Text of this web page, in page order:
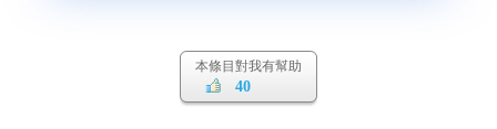
功，近期的失利必不可少；而推行自下而上管理方式的經理
人則認為取得近期和長遠的成功都是有可能的。
本條目對我有幫助
40